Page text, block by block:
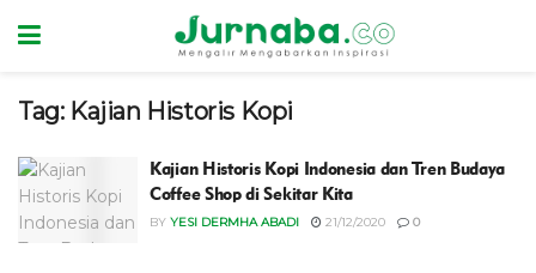
Tag: Kajian Historis Kopi
Kajian Historis Kopi Indonesia dan Tren Budaya
Coffee Shop di Sekitar Kita
BY YESI DERMHA ABADI 21/12/2020 0